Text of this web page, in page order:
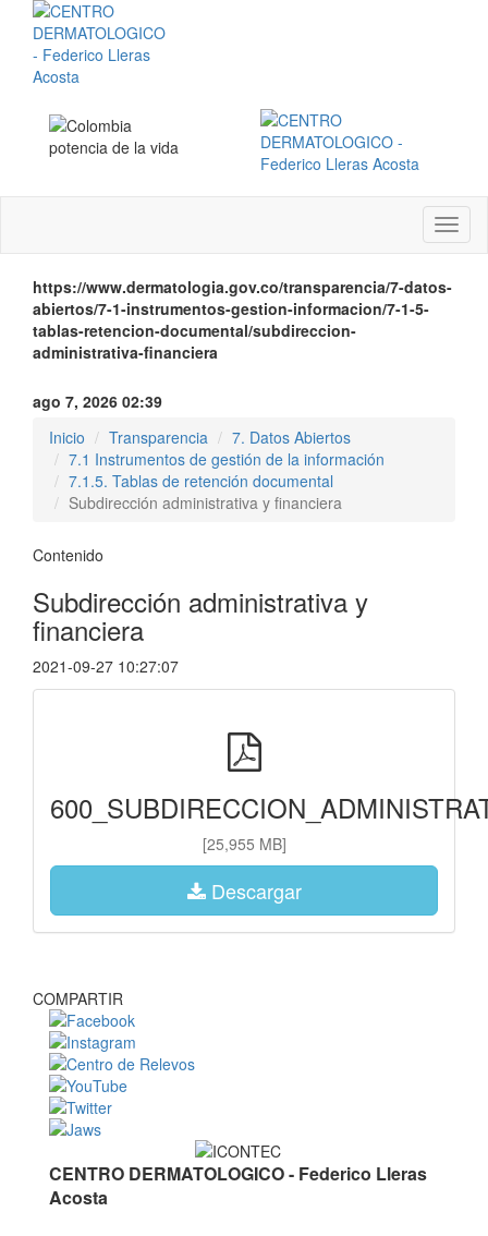
Menú
https://www.dermatologia.gov.co/transparencia/7-datos-
abiertos/7-1-instrumentos-gestion-informacion/7-1-5-
tablas-retencion-documental/subdireccion-
administrativa-financiera
ago 7, 2026 02:39
Inicio
Transparencia
7. Datos Abiertos
7.1 Instrumentos de gestión de la información
7.1.5. Tablas de retención documental
Subdirección administrativa y financiera
Contenido
Subdirección administrativa y
financiera
2021-09-27 10:27:07
[25,955 MB]
Descargar
COMPARTIR
CENTRO DERMATOLOGICO - Federico Lleras
Acosta